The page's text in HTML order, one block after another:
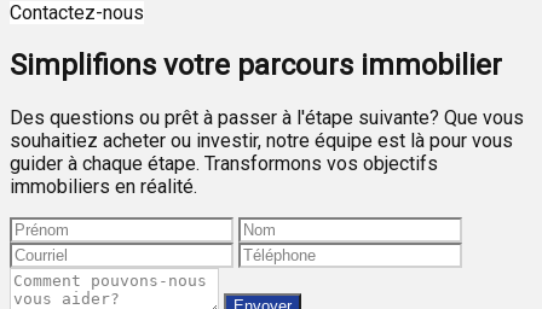
Contactez-nous
Simplifions votre parcours immobilier
Des questions ou prêt à passer à l'étape suivante? Que vous
souhaitiez acheter ou investir, notre équipe est là pour vous
guider à chaque étape. Transformons vos objectifs
immobiliers en réalité.